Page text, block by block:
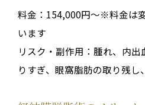
料金：154,000円～※料金は
います
リスク・副作用：腫れ、内
りすぎ、眼窩脂肪の取り残